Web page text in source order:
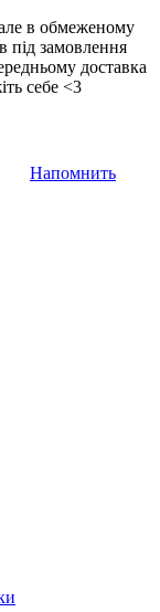
в обмеженому
під замовлення
доставка
себе <3
Напомнить